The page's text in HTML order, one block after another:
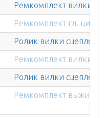
Ремкомплект вилки
Ремкомплект гл.
Ролик вилки
Ремкомплект вилки
Ролик вилки
Ремкомплект